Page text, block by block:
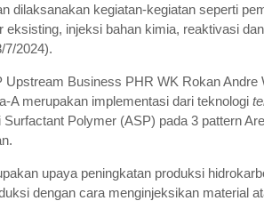
dilaksanakan kegiatan-kegiatan seperti
eksisting, injeksi bahan kimia, reaktivasi
7/2024).
Upstream Business PHR WK Rokan
A merupakan implementasi dari teknologi
Surfactant Polymer (ASP) pada 3 pattern
upaya peningkatan produksi
dengan cara menginjeksikan material